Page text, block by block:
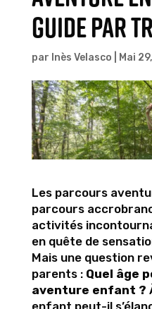
guide par
par Inès Velasco Mai
Les parcours
parcours
activités
en quête de
Mais une question
parents : Quel âge
aventure enfant ?
enfant peut-il